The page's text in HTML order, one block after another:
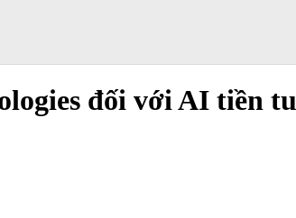
đối với AI tiền